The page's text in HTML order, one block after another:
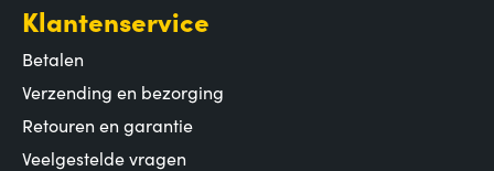
Klantenservice
Betalen
Verzending en bezorging
Retouren en garantie
Veelgestelde vragen